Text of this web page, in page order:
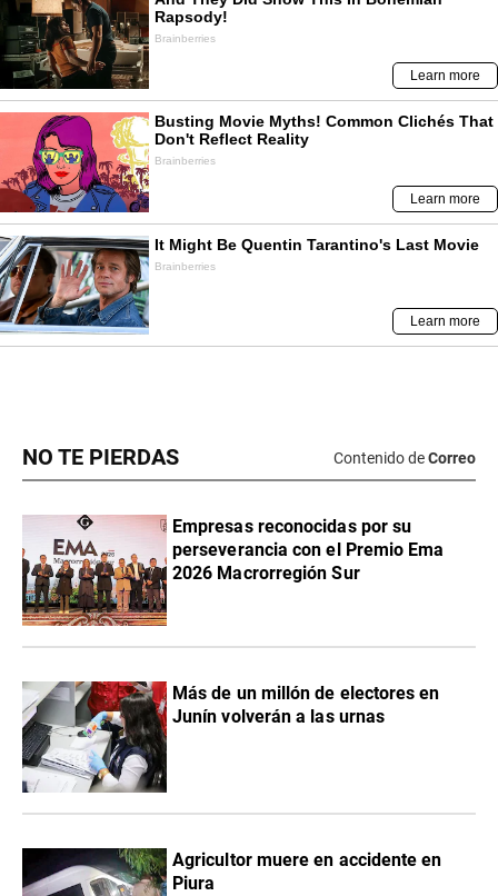
NO TE PIERDAS Contenido deCorreo
Empresas reconocidas por su
perseverancia con el Premio Ema
2026 Macrorregión Sur
Más de un millón de electores en
Junín volverán a las urnas
Agricultor muere en accidente en
Piura